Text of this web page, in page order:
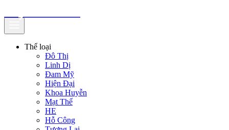
Thể loại
Đô Thị
Linh Dị
Đam Mỹ
Hiện Đại
Khoa Huyễn
Mạt Thế
HE
Hỗ Công